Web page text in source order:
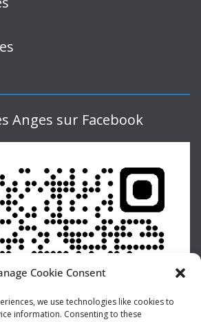
Cookie Consent
we use technologies like cookies to
information. Consenting to these
Anges sur Facebook